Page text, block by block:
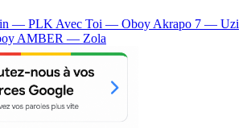
— PLK Avec Toi — Oboy Akrapo 7 — Uzi
AMBER — Zola